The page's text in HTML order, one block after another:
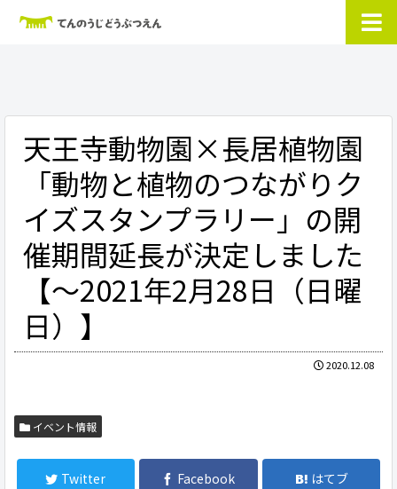
天王寺動物園×長居植物園
「動物と植物のつながりク
イズスタンプラリー」の開
催期間延長が決定しました
【～2021年2月28日（日曜
日）】
2020.12.08
イベント情報
Twitter Facebook はてブ